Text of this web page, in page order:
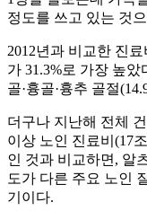
정도를 쓰고 있는 것
2012년과 비교한 진
가 31.3%로 가장 높았
골·흉골·흉추 골절
더구나 지난해 전체
이상 노인 진료비(17
인 것과 비교하면, 알
도가 다른 주요 노인
기이다.